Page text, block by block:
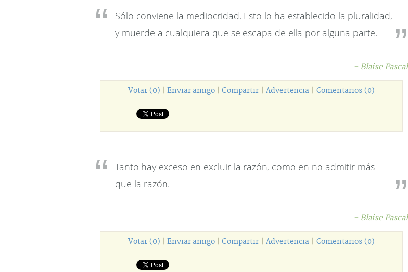
Sólo conviene la mediocridad. Esto lo ha establecido la pluralidad,
y muerde a cualquiera que se escapa de ella por alguna parte.
- Blaise Pascal
Votar (0) Enviar amigo Compartir Advertencia Comentarios (0)
Tanto hay exceso en excluir la razón, como en no admitir más
que la razón.
- Blaise Pascal
Votar (0) Enviar amigo Compartir Advertencia Comentarios (0)